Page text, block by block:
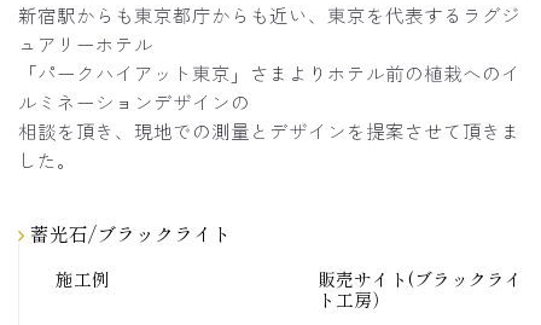
蓄光石/ブラックライト
施工例
販売サイト(ブラックライ
ト工房）
新宿駅からも東京都庁からも近い、東京を代表するラグジ
ュアリーホテル
「パークハイアット東京」さまよりホテル前の植栽へのイ
ルミネーションデザインの
相談を頂き、現地での測量とデザインを提案させて頂きま
した。